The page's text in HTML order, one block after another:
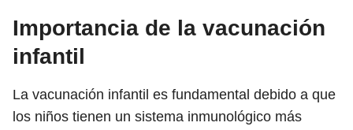
Importancia de la vacunación
infantil
La vacunación infantil es fundamental debido a que
los niños tienen un sistema inmunológico más